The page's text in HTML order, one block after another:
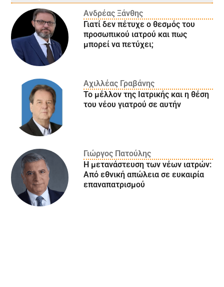
Ανδρέας Ξάνθης
Γιατί δεν πέτυχε ο θεσμός του
προσωπικού ιατρού και πως
μπορεί να πετύχει;
Αχιλλέας Γραβάνης
Το μέλλον της Ιατρικής και η θέση
του νέου γιατρού σε αυτήν
Γιώργος Πατούλης
Η μετανάστευση των νέων ιατρών:
Aπό εθνική απώλεια σε ευκαιρία
επαναπατρισμού